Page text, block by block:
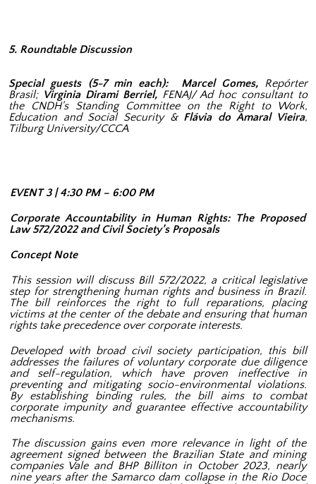
5. Roundtable Discussion
Special guests (5-7 min each): Marcel Gomes, Repórter
Brasil; Virginia Dirami Berriel, FENAJ/ Ad hoc consultant to
the CNDH's Standing Committee on the Right to Work,
Education and Social Security & Flávia do Amaral Vieira,
Tilburg University/CCCA
EVENT 3 | 4:30 PM – 6:00 PM
Corporate Accountability in Human Rights: The Proposed
Law 572/2022 and Civil Society’s Proposals
Concept Note
This session will discuss Bill 572/2022, a critical legislative
step for strengthening human rights and business in Brazil.
The bill reinforces the right to full reparations, placing
victims at the center of the debate and ensuring that human
rights take precedence over corporate interests.
Developed with broad civil society participation, this bill
addresses the failures of voluntary corporate due diligence
and self-regulation, which have proven ineffective in
preventing and mitigating socio-environmental violations.
By establishing binding rules, the bill aims to combat
corporate impunity and guarantee effective accountability
mechanisms.
The discussion gains even more relevance in light of the
agreement signed between the Brazilian State and mining
companies Vale and BHP Billiton in October 2023, nearly
nine years after the Samarco dam collapse in the Rio Doce